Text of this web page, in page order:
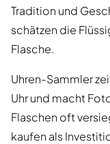
Tradition und
schätzen die
Flasche.
Uhren-Sammler
Uhr und macht
Flaschen oft
kaufen als